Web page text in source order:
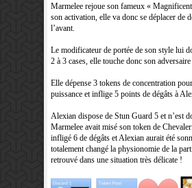
Marmelee rejoue son fameux «
son activation, elle va donc se déplacer de
l’avant.
Le modificateur de portée de son style lui
2 à 3 cases, elle touche donc son
Elle dépense 3 tokens de concentration
puissance et inflige 5 points de dégâts à
Alexian dispose de Stun Guard 5 et n’est
Marmelee avait misé son token de
infligé 6 de dégâts et Alexian aurait été
totalement changé la physionomie de la
retrouvé dans une situation très délicate !